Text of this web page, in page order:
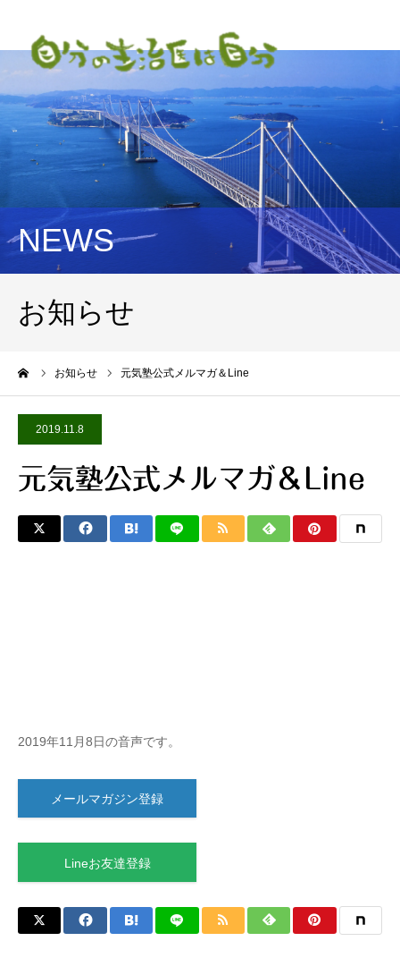
NEWS
お知らせ
お知らせ 元気塾公式メルマガ＆Line
2019.11.8
元気塾公式メルマガ＆Line
2019年11月8日の音声です。
メールマガジン登録
Lineお友達登録